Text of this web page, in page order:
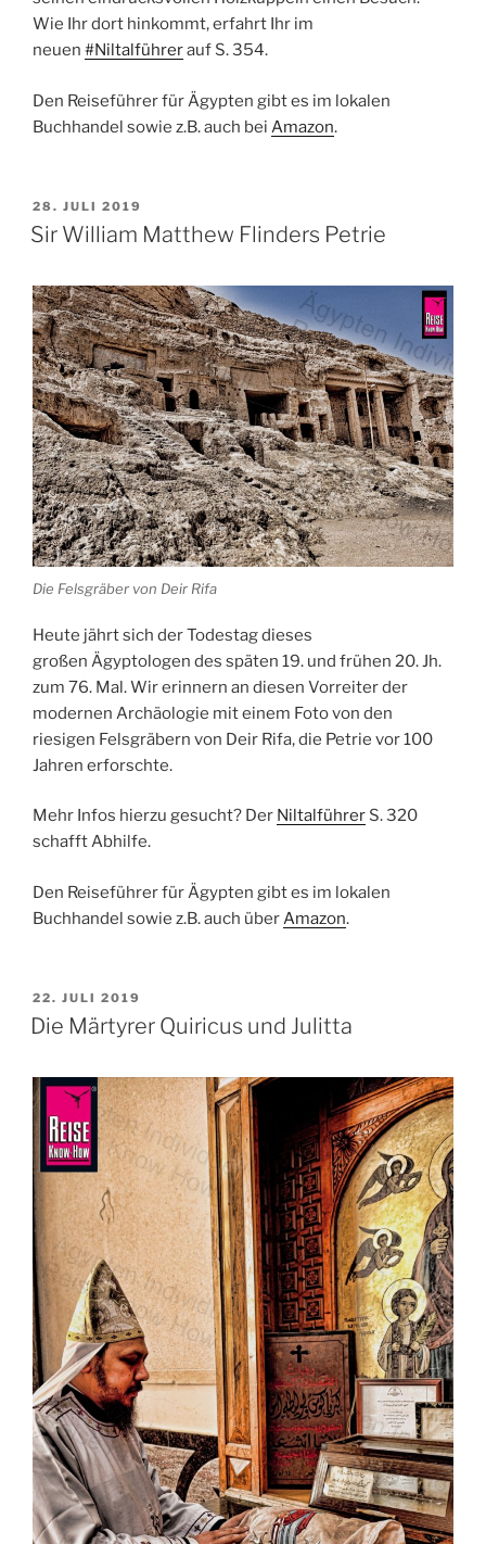
Wie Ihr dort hinkommt, erfahrt Ihr im
neuen #Niltalführerauf S. 354.
Den Reiseführer für Ägypten gibt es im lokalen
Buchhandel sowie z.B. auch bei Amazon.
VERÖFFENTLICHT
AM
28. JULI 2019
Sir William Matthew Flinders Petrie
Die Felsgräber von Deir Rifa
Heute jährt sich derTodestagdieses
großen Ägyptologen des späten 19. und frühen 20. Jh.
zum 76. Mal. Wir erinnern an diesen Vorreiter der
modernen Archäologie mit einem Foto von den
riesigen Felsgräbern von Deir Rifa, die Petrie vor 100
Jahren erforschte.
Mehr Infos hierzu gesucht? Der Niltalführer S. 320
schafft Abhilfe.
Den Reiseführer für Ägypten gibt es im lokalen
Buchhandel sowie z.B. auch überAmazon.
VERÖFFENTLICHT
AM
22. JULI 2019
Die Märtyrer Quiricus und Julitta